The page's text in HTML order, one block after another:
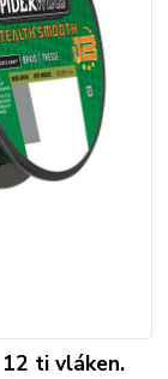
ti vláken.